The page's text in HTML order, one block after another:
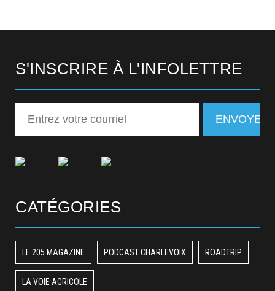
CATÉGORIES
LE 205 MAGAZINE PODCAST CHARLEVOIX ROADTRIP
LA VOIE AGRICOLE
S'INSCRIRE À L'INFOLETTRE